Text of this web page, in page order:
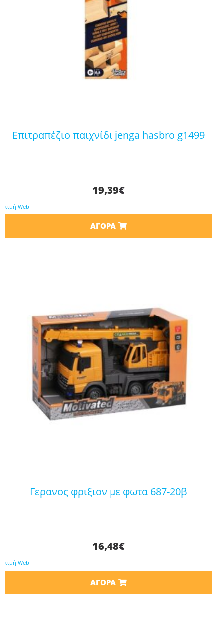
επιτραπέζιο παιχνίδι jenga hasbro g1499
19,39€
τιμή Web
ΑΓΟΡΆ
γερανος φριξιον με φωτα 687-20β
16,48€
τιμή Web
ΑΓΟΡΆ